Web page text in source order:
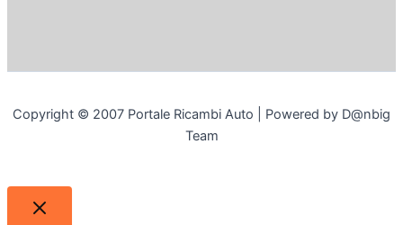
Copyright © 2007 Portale Ricambi Auto | Powered by D@nbig
Team